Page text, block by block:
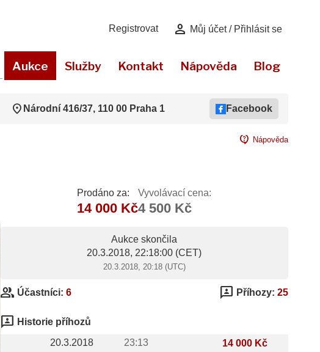
Registrovat person Můj účet / Přihlásit se
Aukce Služby Kontakt Nápověda Blog
location_on Národní 416/37, 110 00 Praha 1 Facebook
contact_support Nápověda
Prodáno za:
14 000 Kč
Vyvolávací cena:
4 500 Kč
Aukce skončila
20.3.2018, 22:18:00 (CET)
20.3.2018, 20:18 (UTC)
group Účastníci: 6 3p Příhozy: 25
3p Historie příhozů
20.3.2018
23:13
14 000 Kč